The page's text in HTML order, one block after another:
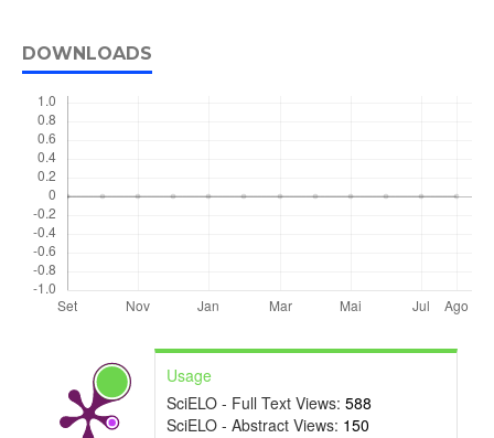
DOWNLOADS
Usage
SciELO - Full Text Views: 588
SciELO - Abstract Views: 150